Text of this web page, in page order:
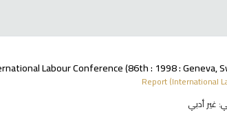
Labour Conference(86th : 1998 : Geneva,
Report (International
غير أدبي